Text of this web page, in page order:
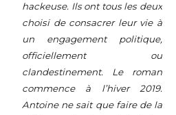
hackeuse. Ils ont tous les deux
choisi de consacrer leur vie à
un engagement politique,
officiellement ou
clandestinement. Le roman
commence à l’hiver 2019.
Antoine ne sait que faire de la